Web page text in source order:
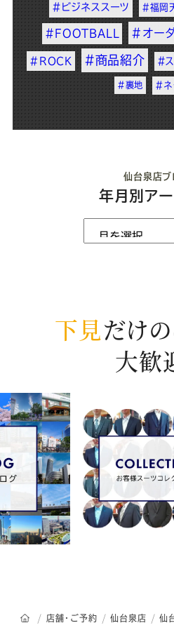
#ビジネススーツ #福岡
#FOOTBALL #オー
#ROCK #商品紹介 #
#裏地 #ネ
仙台泉店ブ
年月別ア
下見だけ
大歓
オーダースーツSADAのトップペー
店舗・ご予約 仙台泉店 仙